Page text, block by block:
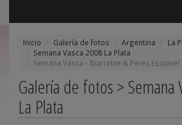
Inicio Galería de fotos Argentina
La
Semana Vasca 2008 La Plata
Semana Vasca - Ibarretxe & Perez Esquivel
Galería de fotos > Semana
La Plata